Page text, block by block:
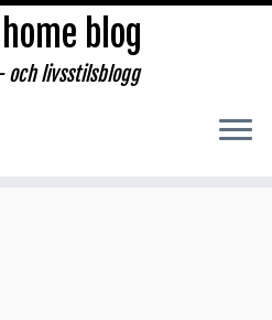
blog
och livsstilsblogg